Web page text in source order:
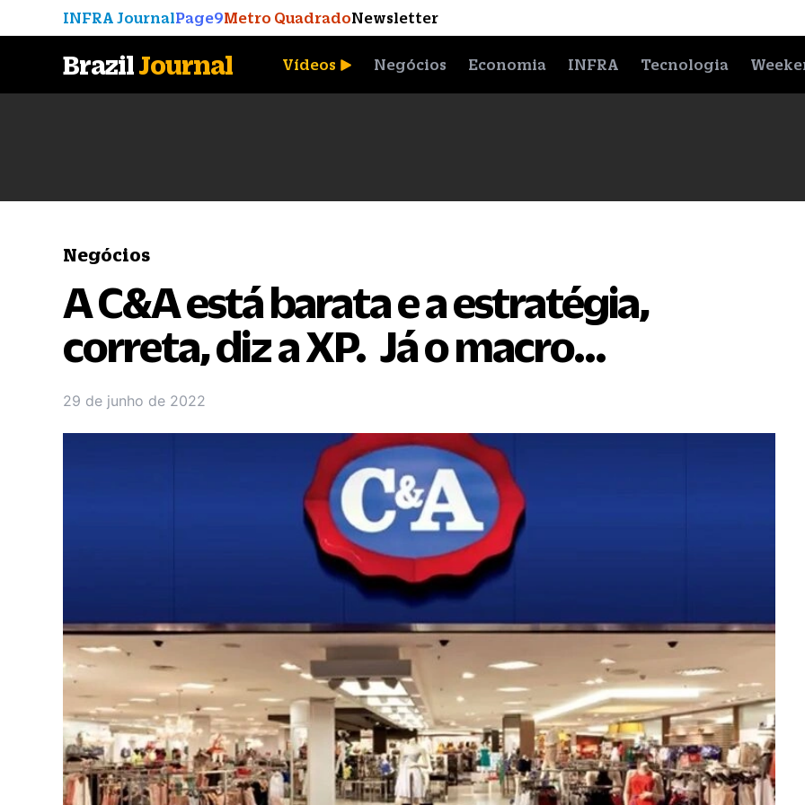
INFRA JournalPage9Metro QuadradoNewsletter
BrazilJournal Vídeos Negócios Economia INFRA Tecnologia
Negócios
A C&A está barata e a estratégia,
correta, diz a XP. Já o macro…
29 de junho de 2022